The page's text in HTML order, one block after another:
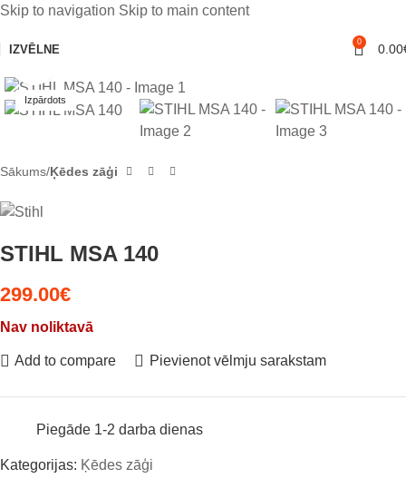
Skip to navigation Skip to main content
IZVĒLNE
0 0.00
Izpārdots
Sākums Ķēdes zāģi
STIHL MSA 140
299.00€
Nav noliktavā
Add to compare Pievienot vēlmju sarakstam
Piegāde 1-2 darba dienas
Kategorijas: Ķēdes zāģi